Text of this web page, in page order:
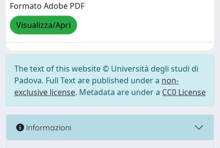
Formato Adobe PDF
Visualizza/Apri
The text of this website © Università degli studi di
Padova. Full Text are published under a non-
exclusive license. Metadata are under a CC0 License
Informazioni